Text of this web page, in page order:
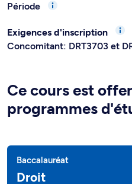
Période
Exigences d'inscription
Concomitant: DRT3703 et
Ce cours est
programmes
Baccalauréat
Droit